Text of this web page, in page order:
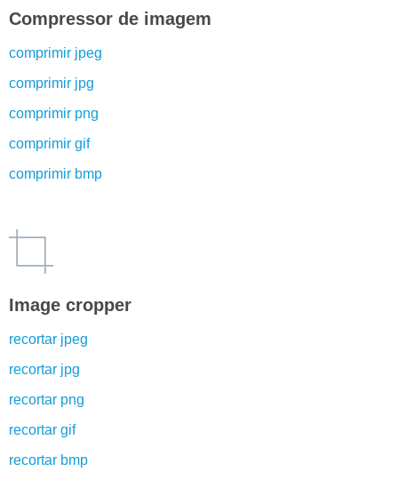
Compressor de imagem
comprimir jpeg
comprimir jpg
comprimir png
comprimir gif
comprimir bmp
Image cropper
recortar jpeg
recortar jpg
recortar png
recortar gif
recortar bmp